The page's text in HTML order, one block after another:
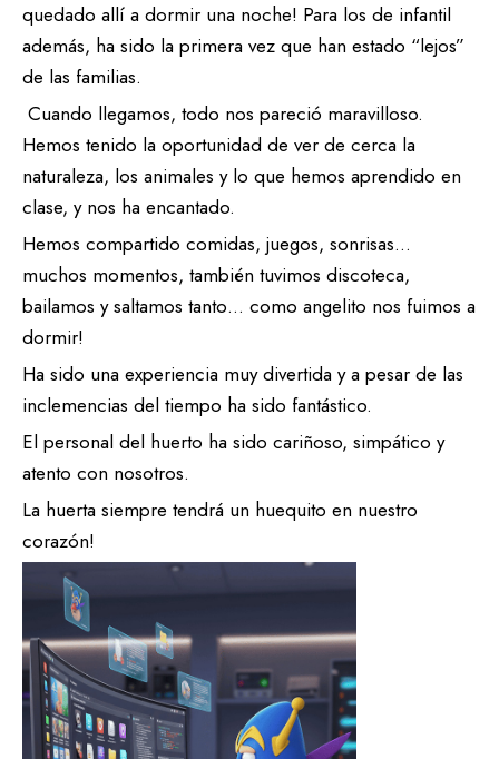
quedado allí a dormir una noche! Para los de infantil
además, ha sido la primera vez que han estado “lejos”
de las familias.
Cuando llegamos, todo nos pareció maravilloso.
Hemos tenido la oportunidad de ver de cerca la
naturaleza, los animales y lo que hemos aprendido en
clase, y nos ha encantado.
Hemos compartido comidas, juegos, sonrisas…
muchos momentos, también tuvimos discoteca,
bailamos y saltamos tanto… como angelito nos fuimos a
dormir!
Ha sido una experiencia muy divertida y a pesar de las
inclemencias del tiempo ha sido fantástico.
El personal del huerto ha sido cariñoso, simpático y
atento con nosotros.
La huerta siempre tendrá un huequito en nuestro
corazón!